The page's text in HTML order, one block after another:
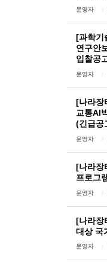
운영자
[과학기
연구안
입찰공
운영자
[나라장
교통AI
(긴급공
운영자
[나라장
프로그
운영자
[나라장
대상 국
운영자